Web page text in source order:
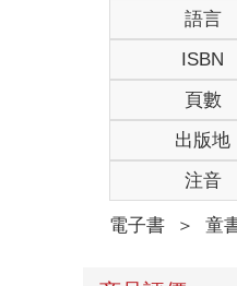
語言
ISBN
頁數
出版地
注音
電子書 ＞ 童